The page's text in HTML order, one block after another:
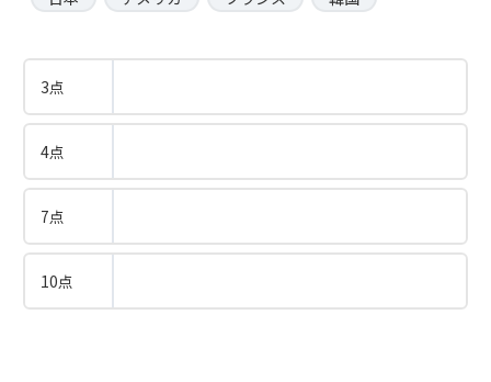
3点
4点
7点
10点